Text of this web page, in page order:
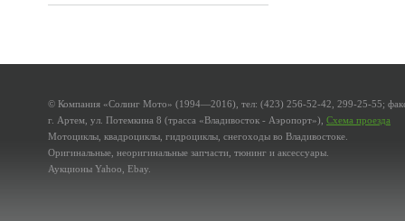
© Компания «Солинг Мото» (1994—2016), тел: (423) 256-52-42, 299-25-55;
г. Артем, ул. Потемкина 8 (трасса «Владивосток - Аэропорт»), Схема проезда
Мотоциклы, квадроциклы, гидроциклы, снегоходы во Владивостоке.
Оригинальные, неоригинальные запчасти, тюнинг и аксессуары.
Аукционы Yahoo, Ebay.